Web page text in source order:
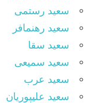
سعید رستمی
سعید رهنمافر
سعید سقا
سعید سمیعی
سعید عرب
سعید علیپوریان